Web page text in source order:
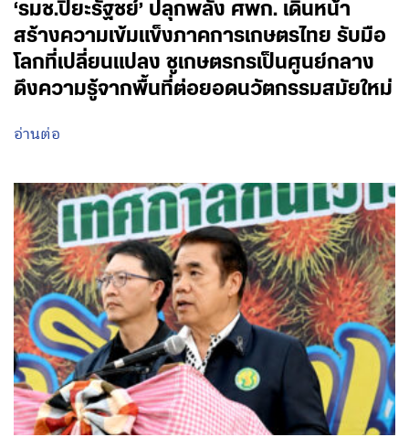
‘รมช.ปิยะรัฐชย์’ ปลุกพลัง ศพก. เดินหน้า
สร้างความเข้มแข็งภาคการเกษตรไทย รับมือ
โลกที่เปลี่ยนแปลง ชูเกษตรกรเป็นศูนย์กลาง
ดึงความรู้จากพื้นที่ต่อยอดนวัตกรรมสมัยใหม่
อ่านต่อ